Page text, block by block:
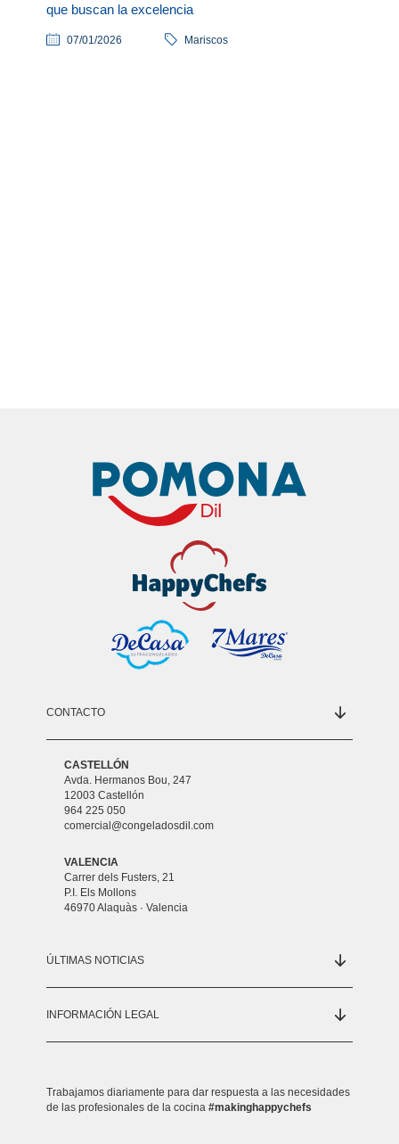
que buscan la excelencia
07/01/2026 Mariscos
CONTACTO
CASTELLÓN
Avda. Hermanos Bou, 247
12003 Castellón
964 225 050
comercial@congeladosdil.com
VALENCIA
Carrer dels Fusters, 21
P.I. Els Mollons
46970 Alaquàs · Valencia
ÚLTIMAS NOTICIAS
INFORMACIÓN LEGAL
Trabajamos diariamente para dar respuesta a las necesidades
de las profesionales de la cocina#makinghappychefs